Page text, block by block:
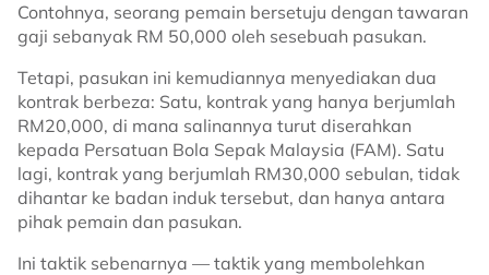
Contohnya, seorang pemain bersetuju dengan tawaran
gaji sebanyak RM 50,000 oleh sesebuah pasukan.
Tetapi, pasukan ini kemudiannya menyediakan dua
kontrak berbeza: Satu, kontrak yang hanya berjumlah
RM20,000, di mana salinannya turut diserahkan
kepada Persatuan Bola Sepak Malaysia (FAM). Satu
lagi, kontrak yang berjumlah RM30,000 sebulan, tidak
dihantar ke badan induk tersebut, dan hanya antara
pihak pemain dan pasukan.
Ini taktik sebenarnya — taktik yang membolehkan